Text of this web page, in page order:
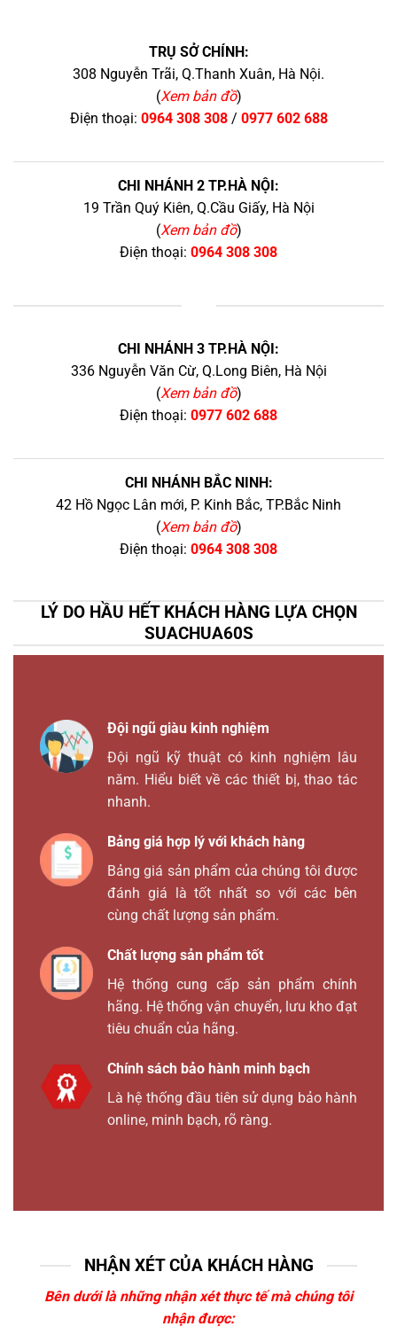
TRỤ SỞ CHÍNH:
308 Nguyễn Trãi, Q.Thanh Xuân, Hà Nội.
(Xem bản đồ)
Điện thoại: 0964 308 308/ 0977 602 688
CHI NHÁNH 2 TP.HÀ NỘI:
19 Trần Quý Kiên, Q.Cầu Giấy, Hà Nội
(Xem bản đồ)
Điện thoại: 0964 308 308
CHI NHÁNH 3 TP.HÀ NỘI:
336 Nguyễn Văn Cừ, Q.Long Biên, Hà Nội
(Xem bản đồ)
Điện thoại: 0977 602 688
CHI NHÁNH BẮC NINH:
42 Hồ Ngọc Lân mới, P. Kinh Bắc, TP.Bắc Ninh
(Xem bản đồ)
Điện thoại: 0964 308 308
LÝ DO HẦU HẾT KHÁCH HÀNG LỰA CHỌN
SUACHUA60S
Đội ngũ giàu kinh nghiệm
Đội ngũ kỹ thuật có kinh nghiệm lâu
năm. Hiểu biết về các thiết bị, thao tác
nhanh.
Bảng giá hợp lý với khách hàng
Bảng giá sản phẩm của chúng tôi được
đánh giá là tốt nhất so với các bên
cùng chất lượng sản phẩm.
Chất lượng sản phẩm tốt
Hệ thống cung cấp sản phẩm chính
hãng. Hệ thống vận chuyển, lưu kho đạt
tiêu chuẩn của hãng.
Chính sách bảo hành minh bạch
Là hệ thống đầu tiên sử dụng bảo hành
online, minh bạch, rõ ràng.
NHẬN XÉT CỦA KHÁCH HÀNG
Bên dưới là những nhận xét thực tế mà chúng tôi
nhận được: